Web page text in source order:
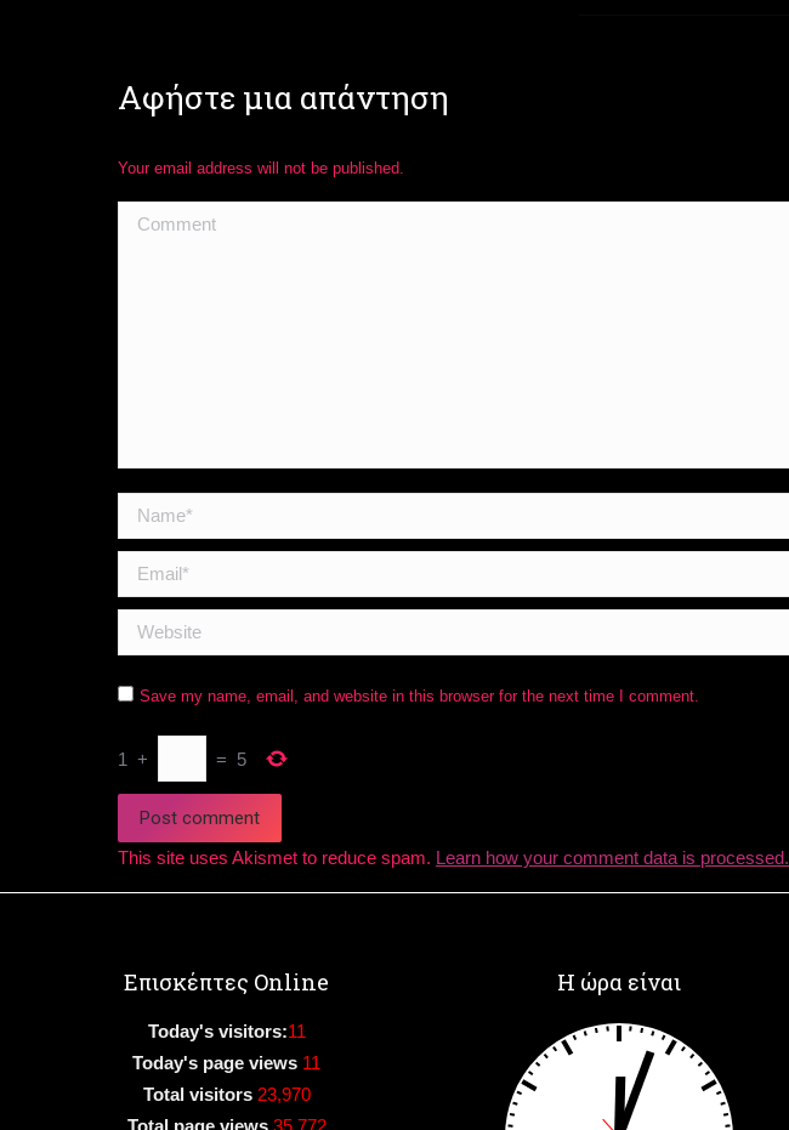
Αφήστε μια απάντηση
Your email address will not be published.
Comment
Name *
Email *
Website
Save my name, email, and website in this browser for the next time I comment.
1 + = 5
Post comment
This site uses Akismet to reduce spam. Learn how your comment data is processed.
Επισκέπτες Online
Today's visitors:11
Today's page views 11
Total visitors 23,970
Total page views 35,772
Η ώρα είναι